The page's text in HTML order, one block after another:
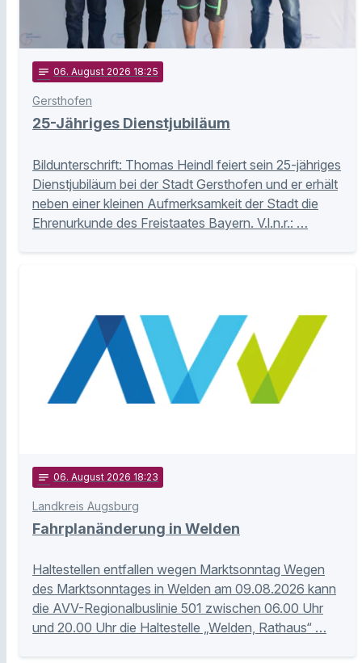
notes 06. August 2026 18:25
Gersthofen
25-Jähriges Dienstjubiläum
Bildunterschrift: Thomas Heindl feiert sein 25-jähriges
Dienstjubiläum bei der Stadt Gersthofen und er erhält
neben einer kleinen Aufmerksamkeit der Stadt die
Ehrenurkunde des Freistaates Bayern. V.l.n.r.: …
notes 06. August 2026 18:23
Landkreis Augsburg
Fahrplanänderung in Welden
Haltestellen entfallen wegen Marktsonntag Wegen
des Marktsonntages in Welden am 09.08.2026 kann
die AVV-Regionalbuslinie 501 zwischen 06.00 Uhr
und 20.00 Uhr die Haltestelle „Welden, Rathaus“ …